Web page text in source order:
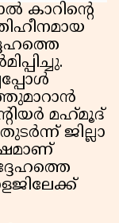
കാറിൻ്റെ
മഹ്‌മൂദ്
ജില്ലാ